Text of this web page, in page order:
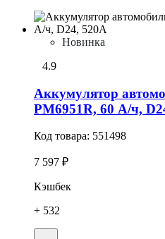
Новинка
4.9
Аккумулятор
PM6951R, 60 А/ч,
Код товара: 551498
7 597 ₽
Кэшбек
+ 532